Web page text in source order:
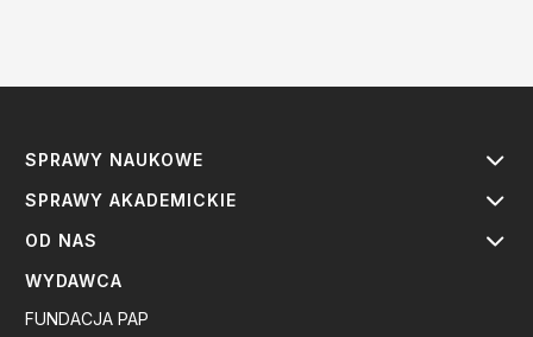
SPRAWY NAUKOWE
SPRAWY AKADEMICKIE
OD NAS
WYDAWCA
FUNDACJA PAP